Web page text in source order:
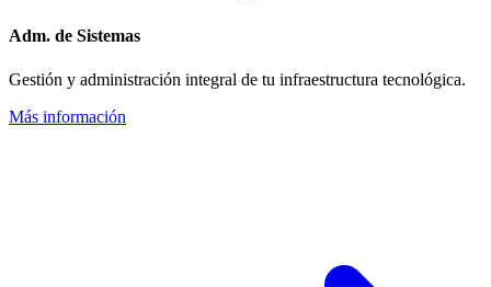
Adm. de Sistemas
Gestión y administración integral de tu infraestructura tecnológica.
Más información